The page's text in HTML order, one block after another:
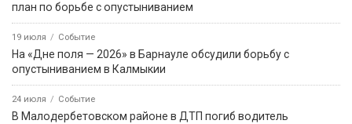
план по борьбе с опустыниванием
19 июля Событие
На «Дне поля — 2026» в Барнауле обсудили борьбу с
опустыниванием в Калмыкии
24 июля Событие
В Малодербетовском районе в ДТП погиб водитель